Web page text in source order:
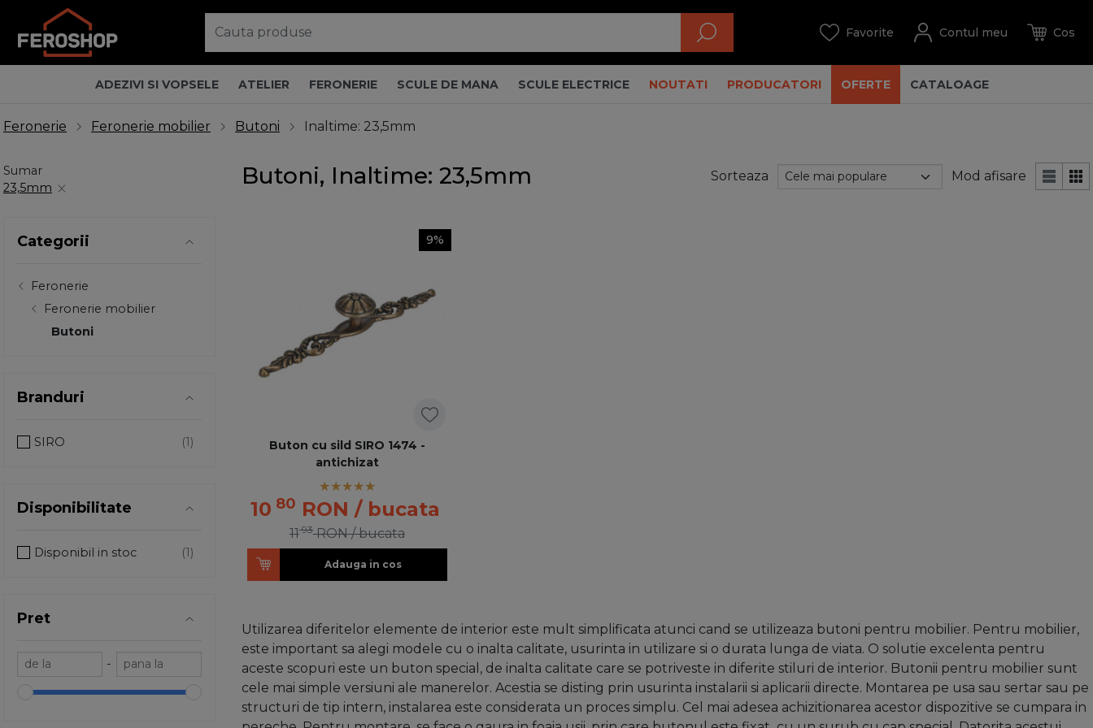
ADEZIVI SI VOPSELE ATELIER FERONERIE SCULE DE MANA SCULE ELECTRICE NOUTATI PRODUCATORI OFERTE CATALOAGE
Feronerie Feronerie mobilier Butoni Inaltime: 23,5mm
Sumar
23,5mm
Categorii
Feronerie
Feronerie mobilier
Butoni
Branduri
SIRO
Disponibilitate
Disponibil in stoc
Pret
-
Butoni, Inaltime: 23,5mm Sorteaza Mod afisare
9%
Buton cu sild SIRO 1474 -
antichizat
10 80 RON / bucata
1193 RON / bucata
Adauga in cos
Utilizarea diferitelor elemente de interior este mult simplificata atunci cand se utilizeaza butoni pentru mobilier. Pentru mobilier,
este important sa alegi modele cu o inalta calitate, usurinta in utilizare si o durata lunga de viata. O solutie excelenta pentru
aceste scopuri este un buton special, de inalta calitate care se potriveste in diferite stiluri de interior. Butonii pentru mobilier sunt
cele mai simple versiuni ale manerelor. Acestia se disting prin usurinta instalarii si aplicarii directe. Montarea pe usa sau sertar sau pe
structuri de tip intern, instalarea este considerata un proces simplu. Cel mai adesea achizitionarea acestor dispozitive se cumpara in